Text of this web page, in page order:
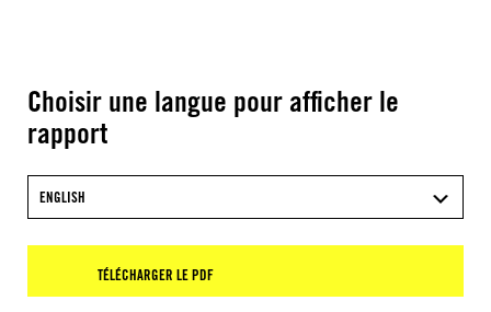
Choisir une langue pour afficher le
rapport
ENGLISH
TÉLÉCHARGER LE PDF